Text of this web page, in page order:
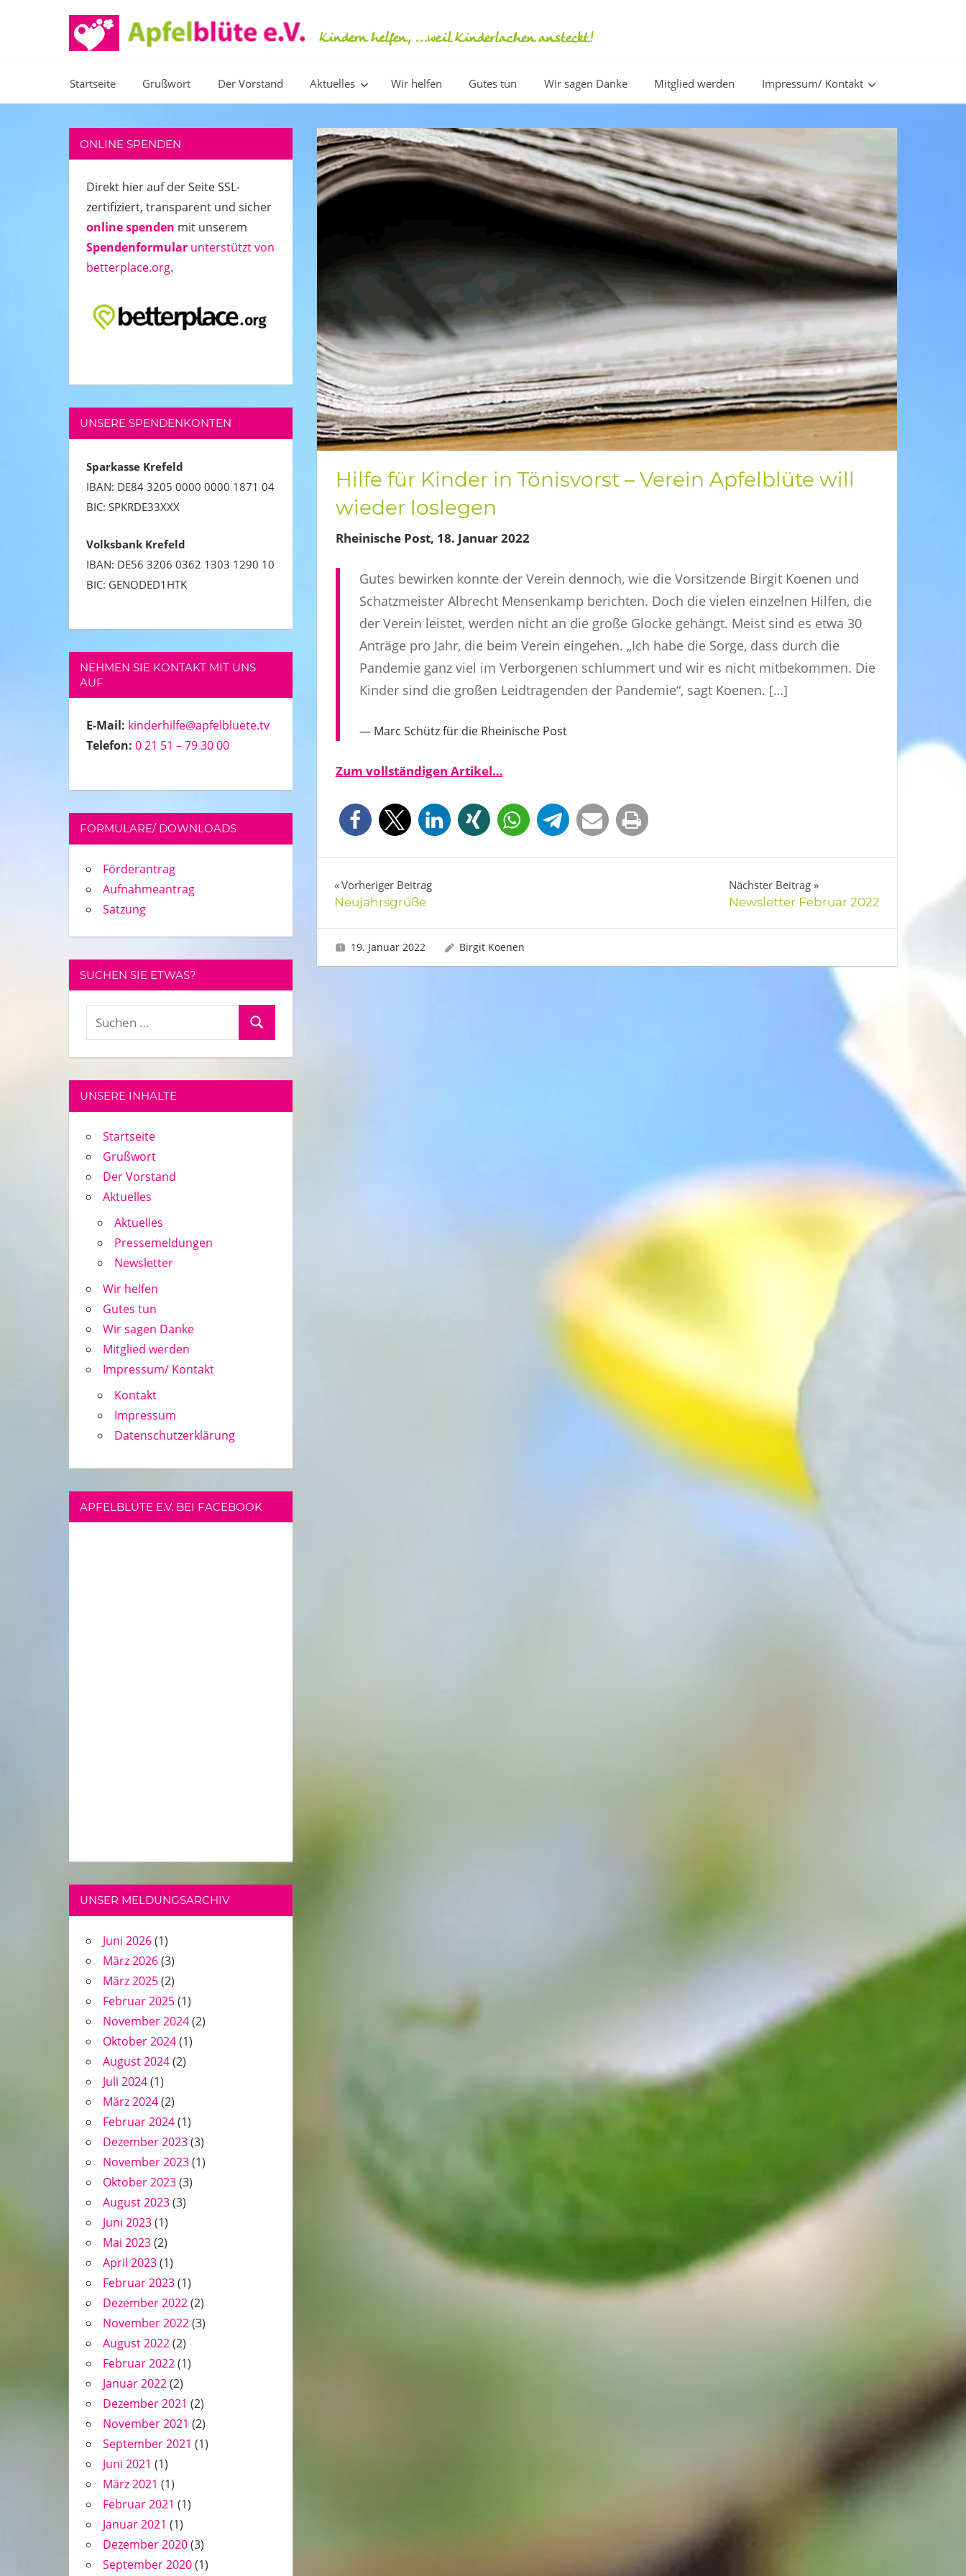
e.V.
weil
Kinderlachen
Startseite Grußwort Der Vorstand Aktuelles Wir helfen Gutes tun Wir sagen Danke Mitglied werden Impressum/ Kontakt
Hilfe für Kinder in Tönisvorst – Verein Apfelblüte will
wieder loslegen
Rheinische Post, 18. Januar 2022
Gutes bewirken konnte der Verein dennoch, wie die Vorsitzende Birgit Koenen und
Schatzmeister Albrecht Mensenkamp berichten. Doch die vielen einzelnen Hilfen, die
der Verein leistet, werden nicht an die große Glocke gehängt. Meist sind es etwa 30
Anträge pro Jahr, die beim Verein eingehen. „Ich habe die Sorge, dass durch die
Pandemie ganz viel im Verborgenen schlummert und wir es nicht mitbekommen. Die
Kinder sind die großen Leidtragenden der Pandemie“, sagt Koenen. […]
Marc Schütz für die Rheinische Post
Zum vollständigen Artikel…
Beitragsnavigation
Vorheriger Beitrag
Neujahrsgrüße
Nächster Beitrag
Newsletter Februar 2022
19. Januar 2022 Birgit Koenen
ONLINE SPENDEN
Direkt hier auf der Seite SSL-
zertifiziert, transparent und sicher
online spenden mit unserem
Spendenformular unterstützt von
betterplace.org.
UNSERE SPENDENKONTEN
Sparkasse Krefeld
IBAN: DE84 3205 0000 0000 1871 04
BIC: SPKRDE33XXX
Volksbank Krefeld
IBAN: DE56 3206 0362 1303 1290 10
BIC: GENODED1HTK
NEHMEN SIE KONTAKT MIT UNS
AUF
E-Mail: kinderhilfe@apfelbluete.tv
Telefon: 0 21 51 – 79 30 00
FORMULARE/ DOWNLOADS
Förderantrag
Aufnahmeantrag
Satzung
SUCHEN SIE ETWAS?
Suchen
Suchen
UNSERE INHALTE
Startseite
Grußwort
Der Vorstand
Aktuelles
Aktuelles
Pressemeldungen
Newsletter
Wir helfen
Gutes tun
Wir sagen Danke
Mitglied werden
Impressum/ Kontakt
Kontakt
Impressum
Datenschutzerklärung
APFELBLÜTE E.V. BEI FACEBOOK
UNSER MELDUNGSARCHIV
Juni 2026(1)
März 2026(3)
März 2025(2)
Februar 2025(1)
November 2024(2)
Oktober 2024(1)
August 2024(2)
Juli 2024(1)
März 2024(2)
Februar 2024(1)
Dezember 2023(3)
November 2023(1)
Oktober 2023(3)
August 2023(3)
Juni 2023(1)
Mai 2023(2)
April 2023(1)
Februar 2023(1)
Dezember 2022(2)
November 2022(3)
August 2022(2)
Februar 2022(1)
Januar 2022(2)
Dezember 2021 (2)
November 2021 (2)
September 2021 (1)
Juni 2021 (1)
März 2021 (1)
Februar 2021 (1)
Januar 2021 (1)
Dezember 2020(3)
September 2020(1)